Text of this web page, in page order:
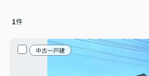
1件
中古一戸建